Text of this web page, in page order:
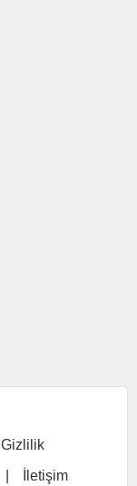
Gizlilik
İletişim